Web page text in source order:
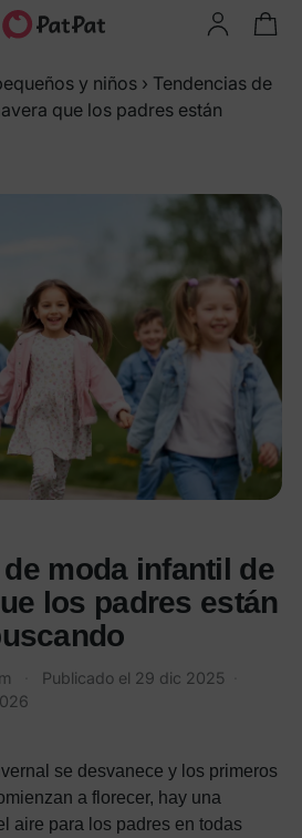
y niños › Tendencias de
que los padres están
moda infantil de
los padres están
Publicado el 29 dic 2025
se desvanece y los primeros
a florecer, hay una
aire para los padres en todas